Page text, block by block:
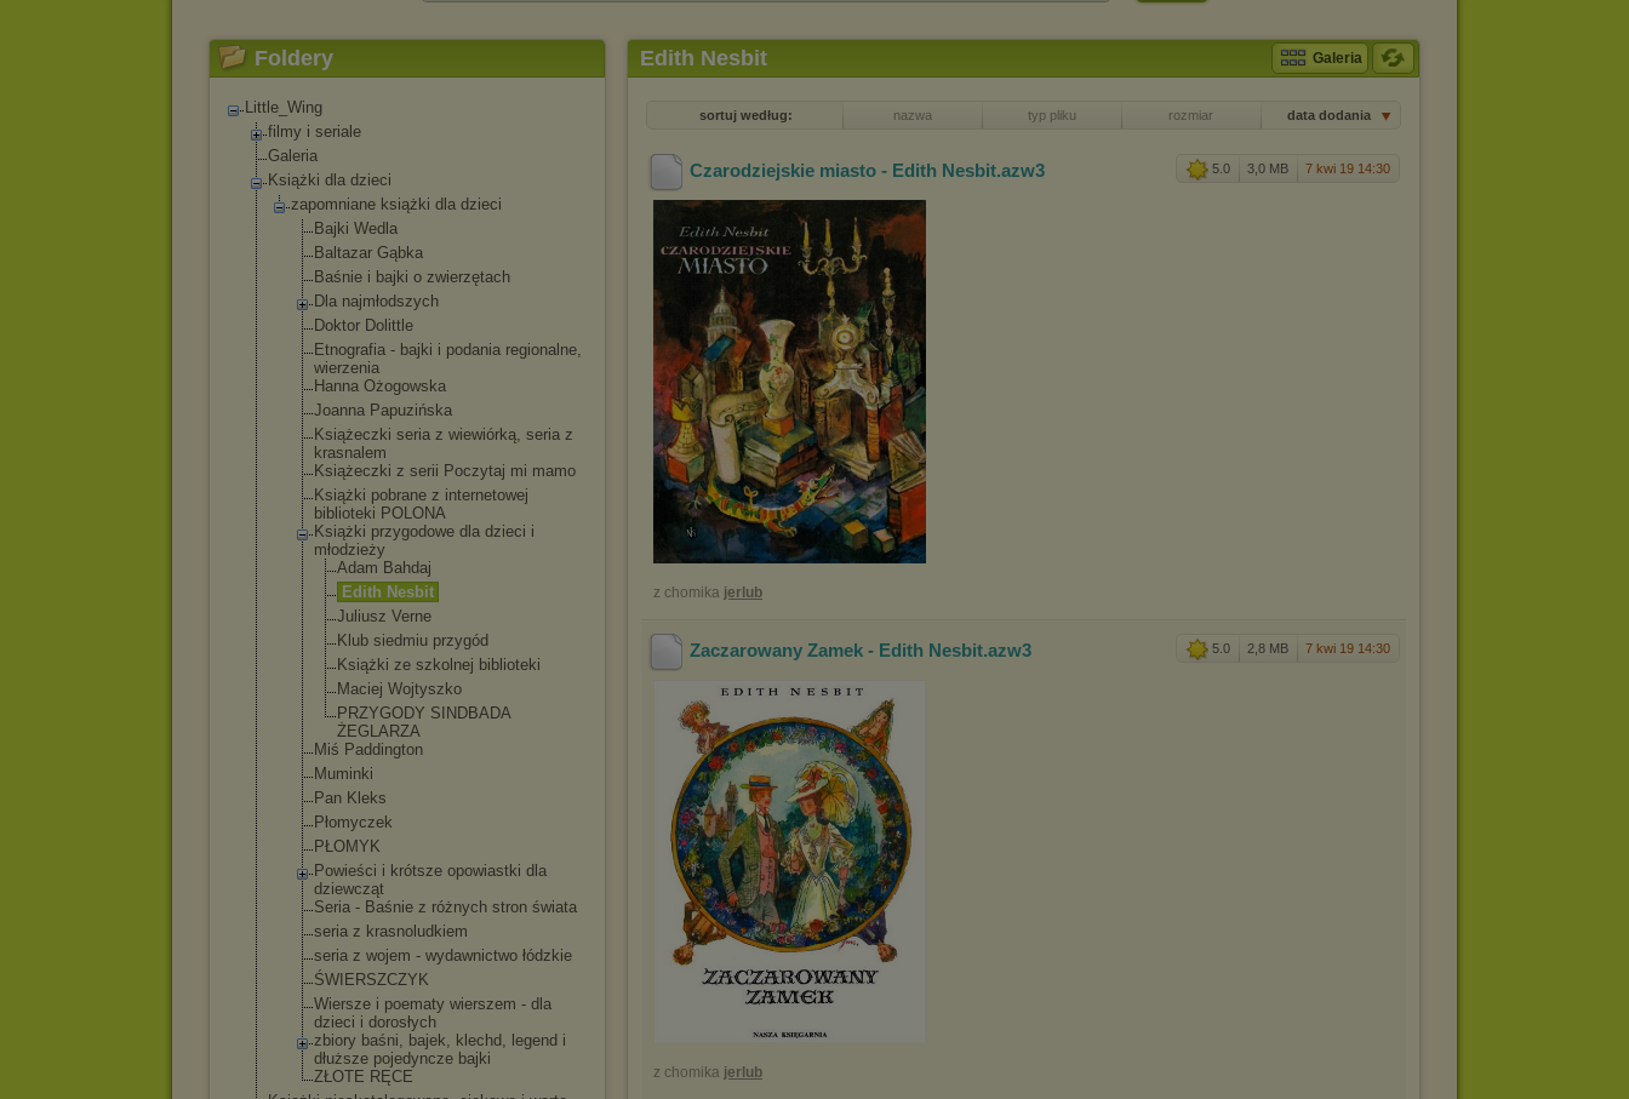
Foldery
Little_Wing
filmy i seriale
Galeria
Książki dla dzieci
zapomniane książki dla dzieci
Bajki Wedla
Baltazar Gąbka
Baśnie i bajki o zwierzętach
Dla najmłodszyc h
Doktor Dolittle
Etnografia - bajki i podania regionalne,
wierzenia
Hanna Ożogowska
Joanna Papuzińska
Książeczki seria z wiewiórką, seria z
krasnalem
Książeczki z serii Poczytaj mi mamo
Książki pobrane z internetowej
biblioteki POLONA
Książki przygodowe dla dzieci i
młodzieży
Adam Bahdaj
Edith Nesbit
Juliusz Verne
Klub siedmiu przygód
Książki ze szkolnej biblioteki
Maciej Wojtyszko
PRZYGODY SINDBADA
ŻEGLARZA
Miś Paddington
Muminki
Pan Kleks
Płomyczek
PŁOMYK
Powieści i krótsze opowiastki dla
dziewcząt
Seria - Baśnie z różnych stron świata
seria z krasnoludkiem
seria z wojem - wydawnictwo łódzkie
ŚWIERSZCZYK
Wiersze i poematy wierszem - dla
dzieci i dorosłych
zbiory baśni, bajek, klechd, legend i
dłuższe pojedyncze bajki
ZŁOTE RĘCE
Edith Nesbit Galeria
sortuj według: nazwa typ pliku rozmiar data dodania
5.0 3,0 MB 7 kwi 19 14:30
Czarodziejskie miasto - Edith Nesbit.azw3
z chomika jerlub
5.0 2,8 MB 7 kwi 19 14:30
Zaczarowany Zamek - Edith Nesbit.azw3
z chomika jerlub